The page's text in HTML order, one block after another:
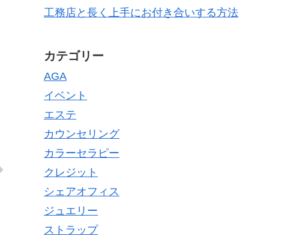
工務店と長く上手にお付き合いする方法
カテゴリー
AGA
イベント
エステ
カウンセリング
カラーセラピー
クレジット
シェアオフィス
ジュエリー
ストラップ